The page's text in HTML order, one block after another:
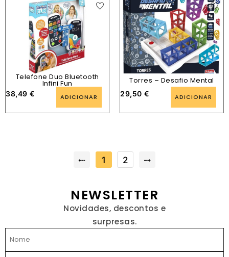
Telefone Duo Bluetooth
Infini Fun
38,49 € ADICIONAR
Torres – Desafio Mental
29,50 € ADICIONAR
⤎ 1 2 ⤍
NEWSLETTER
Novidades, descontos e
surpresas.